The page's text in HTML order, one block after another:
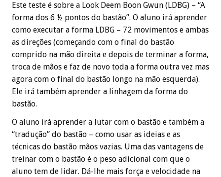
Este teste é sobre a Look Deem Boon Gwun (LDBG) – “A
forma dos 6 ½ pontos do bastão”. O aluno irá aprender
como executar a forma LDBG – 72 movimentos e ambas
as direções (começando com o final do bastão
comprido na mão direita e depois de terminar a forma,
troca de mãos e faz de novo toda a forma outra vez mas
agora com o final do bastão longo na mão esquerda).
Ele irá também aprender a linhagem da forma do
bastão.
O aluno irá aprender a lutar com o bastão e também a
“tradução” do bastão – como usar as ideias e as
técnicas do bastão mãos vazias. Uma das vantagens de
treinar com o bastão é o peso adicional com que o
aluno tem de lidar. Dá-lhe mais força e velocidade na